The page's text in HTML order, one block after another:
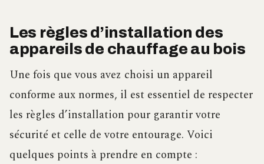
Les règles d’installation des
appareils de chauffage au bois
Une fois que vous avez choisi un appareil
conforme aux normes, il est essentiel de respecter
les règles d’installation pour garantir votre
sécurité et celle de votre entourage. Voici
quelques points à prendre en compte :